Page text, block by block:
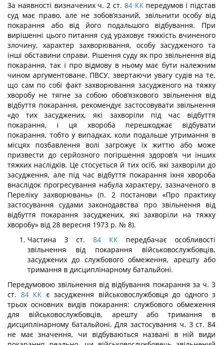
За наявності визначених ч. 2 ст. 84 ККпередумов і підстав
суд має право, але не зобов’язаний, звільнити особу від
покарання або від його подальшого відбування. При
вирішенні цього питання суд ураховує тяжкість вчиненого
злочину, характер захворю­вання, особу засудженого та
інші обставини справи. Рішення суду як про звільнення від
покарання, так і про відмову в ньому має бути належним
чином аргументоване. ПВСУ, звертаючи увагу судів на те,
що сам по собі факт захворювання засудженого на тяжку
хворобу не тягне за собою обов’язкового звільнення від
відбуття покарання, рекомендує застосовувати звільнення
«до тих засуджених, які захворіли під час відбуття
покарання, і ця хвороба перешкоджає відбувати
покарання, тобто у випадках, коли подальше утри­мання в
місцях позбавлення волі загрожує їх життю або може
призвести до серйозного погіршення здоров’я чи інших
тяжких наслідків. Це стосується й тих осіб, які захворі­ли до
засудження, але під час відбуття покарання їхня хвороба
внаслідок прогресуван­ня набула характеру, зазначеного в
Переліку захворювань» (п. 2 постанови «Про прак­тику
застосування судами законодавства про звільнення від
відбуття покарання засу­джених, які захворіли на тяжку
хворобу» від 28 вересня 1973 р. № 8).
Частина 3 ст. 84 КК передбачає особливості
звільнення від покарання військо­вослужбовців,
засуджених до службового обмеження, арешту або
тримання в дис­циплінарному батальйоні.
Передумовою звільнення від відбування покарання за ч. 3
ст. 84 КК є засудження військовослужбовця до одного з
трьох основних видів покарання: службового обмежен­ня
для військовослужбовців, арешту або тримання в
дисциплінарному батальйоні. Для застосування ч. 3 ст. 84
не має значення, чи відбуваються названі в ній види